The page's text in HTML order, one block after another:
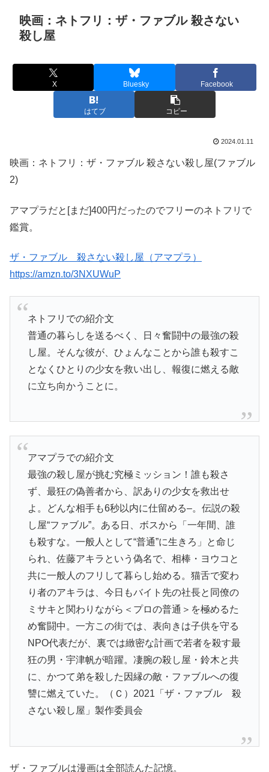
映画：ネトフリ：ザ・ファブル 殺さない
殺し屋
X Bluesky Facebook
はてブ コピー
2024.01.11
映画：ネトフリ：ザ・ファブル 殺さない殺し屋(ファブル
2)
アマプラだと[まだ]400円だったのでフリーのネトフリで
鑑賞。
ザ・ファブル 殺さない殺し屋（アマプラ）
https://amzn.to/3NXUWuP
ネトフリでの紹介文
普通の暮らしを送るべく、日々奮闘中の最強の殺
し屋。そんな彼が、ひょんなことから誰も殺すこ
となくひとりの少女を救い出し、報復に燃える敵
に立ち向かうことに。
アマプラでの紹介文
最強の殺し屋が挑む究極ミッション！誰も殺さ
ず、最狂の偽善者から、訳ありの少女を救出せ
よ。どんな相手も6秒以内に仕留める–。伝説の殺
し屋“ファブル”。ある日、ボスから「一年間、誰
も殺すな。一般人として“普通”に生きろ」と命じ
られ、佐藤アキラという偽名で、相棒・ヨウコと
共に一般人のフリして暮らし始める。猫舌で変わ
り者のアキラは、今日もバイト先の社長と同僚の
ミサキと関わりながら＜プロの普通＞を極めるた
め奮闘中。一方この街では、表向きは子供を守る
NPO代表だが、裏では緻密な計画で若者を殺す最
狂の男・宇津帆が暗躍。凄腕の殺し屋・鈴木と共
に、かつて弟を殺した因縁の敵・ファブルへの復
讐に燃えていた。（Ｃ）2021「ザ・ファブル 殺
さない殺し屋」製作委員会
ザ・ファブルは漫画は全部読んた記憶。